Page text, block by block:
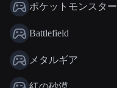
ポケットモンスター
Battlefield
メタルギア